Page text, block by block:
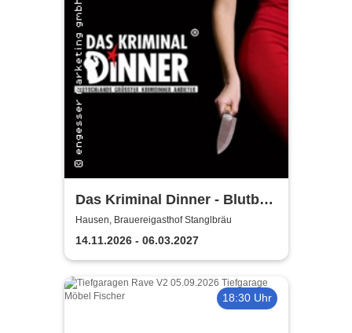
Das Kriminal Dinner - Blutbad
im Gemeinderat
Hausen, Brauereigasthof Stanglbräu
14.11.2026 - 06.03.2027
18:30 Uhr